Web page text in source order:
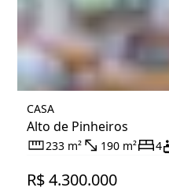
CASA
Alto de Pinheiros
233 m² 190 m² 4
R$ 4.300.000